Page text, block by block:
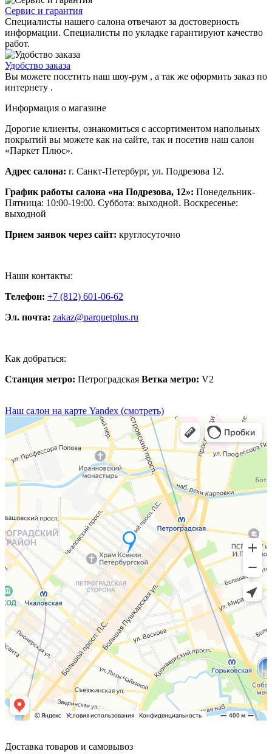
Сервис и гарантия
Специалисты нашего салона отвечают за достоверность
информации. Специалисты по укладке гарантируют качество
работ.
Удобство заказа
Вы можете посетить наш шоу-рум , а так же оформить заказ по
интернету .
Информация о магазине
Дорогие клиенты, ознакомиться с ассортиментом напольных
покрытий вы можете как на сайте, так и посетив наш салон
«Паркет Плюс».
Адрес салона: г. Санкт-Петербург, ул. Подрезова 12.
График работы салона «на Подрезова, 12»: Понедельник-
Пятница: 10:00-19:00. Суббота: выходной. Воскресенье:
выходной
Прием заявок через сайт: круглосуточно
Наши контакты:
Телефон: +7 (812) 601-06-62
Эл. почта: zakaz@parquetplus.ru
Как добраться:
Станция метро: Петроградская Ветка метро: V2
Наш салон на карте Yandex (смотреть)
Доставка товаров и самовывоз